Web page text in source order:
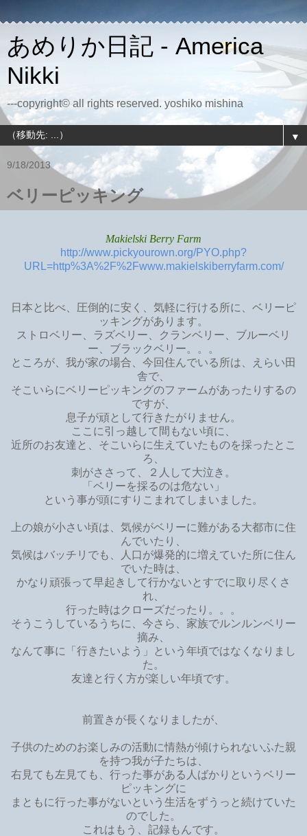
あめりか日記 - America
Nikki
---copyright© all rights reserved. yoshiko mishina
▼
9/18/2013
ベリーピッキング
Makielski Berry Farm
http://www.pickyourown.org/PYO.php?
URL=http%3A%2F%2Fwww.makielskiberryfarm.com/
日本と比べ、圧倒的に安く、気軽に行ける所に、ベリーピ
ッキングがあります。
ストロベリー、ラズベリー、クランベリー、ブルーベリ
ー、ブラックベリー。。。
ところが、我が家の場合、今回住んでいる所は、えらい田
舎で、
そこいらにベリーピッキングのファームがあったりするの
ですが、
息子が頑として行きたがりません。
ここに引っ越して間もない頃に、
近所のお友達と、そこいらに生えていたものを採ったとこ
ろ、
刺がささって、２人して大泣き。
「ベリーを採るのは危ない」
という事が頭にすりこまれてしまいました。
上の娘が小さい頃は、気候がベリーに難がある大都市に住
んでいたり、
気候はバッチリでも、人口が爆発的に増えていた所に住ん
でいた時は、
かなり頑張って早起きして行かないとすでに取り尽くさ
れ、
行った時はクローズだったり。。。
そうこうしているうちに、今さら、家族でルンルンベリー
摘み、
なんて事に「行きたいよう」という年頃ではなくなりまし
た。
友達と行く方が楽しい年頃です。
前置きが長くなりましたが、
子供のためのお楽しみの活動に情熱が傾けられないふた親
を持つ我が子たちは、
右見ても左見ても、行った事がある人ばかりというベリー
ピッキングに
まともに行った事がないという生活をずうっと続けていた
のでした。
これはもう、記録もんです。